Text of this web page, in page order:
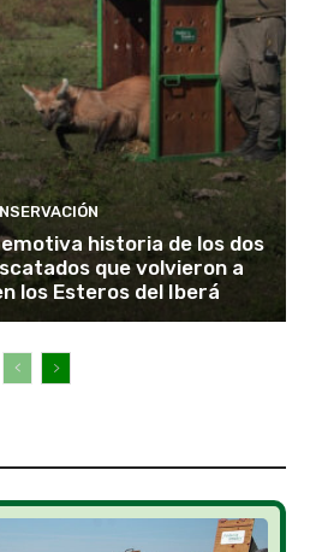
historia de los dos
que volvieron a
los Esteros del Iberá